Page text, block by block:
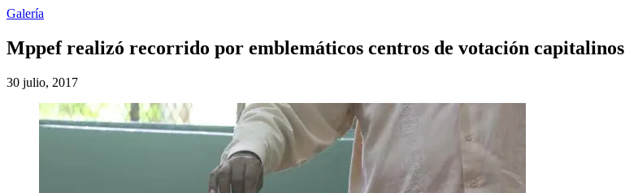
Galería
Mppef realizó recorrido por emblemáticos centros de votación capitalinos
30 julio, 2017